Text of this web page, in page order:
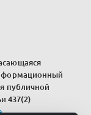
публичной
437(2)
.